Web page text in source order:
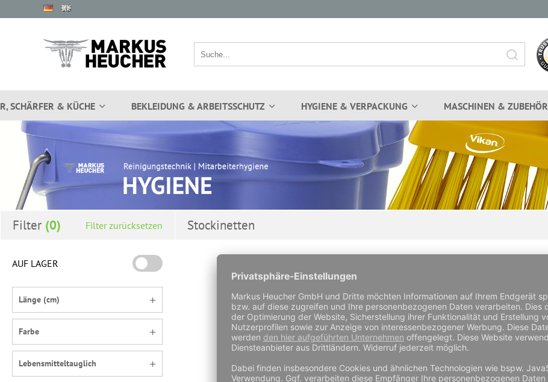
SCHÄRFER & KÜCHE BEKLEIDUNG & ARBEITSSCHUTZ HYGIENE & VERPACKUNG MASCHINEN & ZUBEHÖR
Filter Filter zurücksetzen
AUF LAGER
Länge (cm)
Farbe
Lebensmitteltauglich
Stockinetten